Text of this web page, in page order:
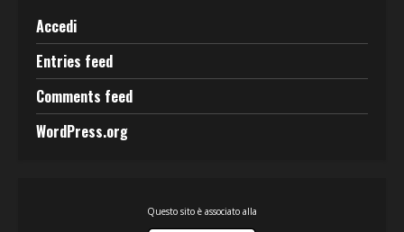
Accedi
Entries feed
Comments feed
WordPress.org
Questo sito è associato alla